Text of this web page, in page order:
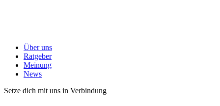
Über uns
Ratgeber
Meinung
News
Setze dich mit uns in Verbindung